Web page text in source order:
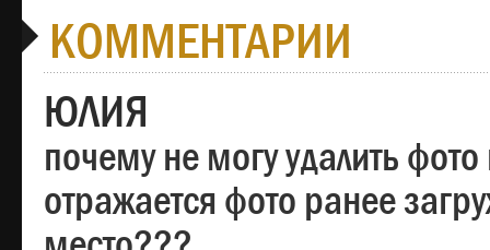
КОММЕНТАРИИ
ЮЛИЯ
почему не могу удалить
отражается фото ранее